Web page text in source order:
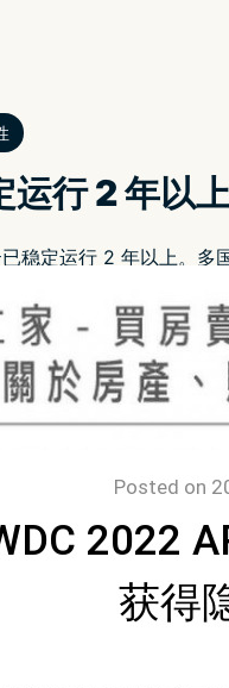
2022
获得
Posted on